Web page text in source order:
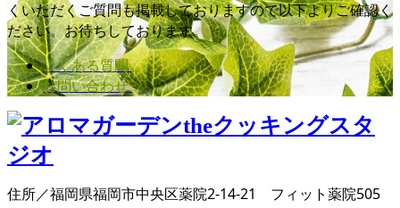
くいただくご質問も掲載しておりますので以下よりご確認く
ださい。お待ちしております。
よくある質問
お問い合わせ
住所／福岡県福岡市中央区薬院2-14-21 フィット薬院505